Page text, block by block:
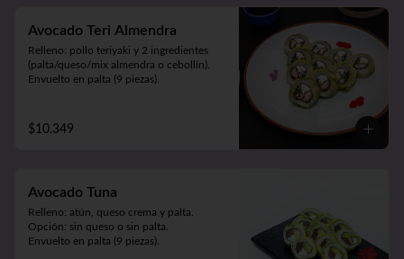
Avocado Teri Almendra
Relleno: pollo teriyaki y 2 ingredientes
(palta/queso/mix almendra o cebollín).
Envuelto en palta (9 piezas).
$10.349
Avocado Tuna
Relleno: atún, queso crema y palta.
Opción: sin queso o sin palta.
Envuelto en palta (9 piezas).